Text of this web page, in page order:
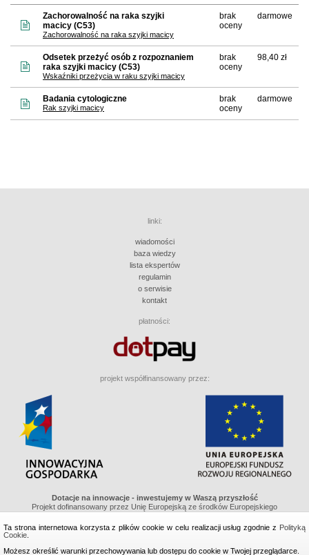
Zachorowalność na raka szyjki
macicy (C53)
Zachorowalność na raka szyjki macicy
brak
oceny
darmowe
Odsetek przeżyć osób z rozpoznaniem
raka szyjki macicy (C53)
Wskaźniki przeżycia w raku szyjki macicy
brak
oceny
98,40 zł
Badania cytologiczne
Rak szyjki macicy
brak
oceny
darmowe
linki:
wiadomości
baza wiedzy
lista ekspertów
regulamin
o serwisie
kontakt
płatności:
projekt współfinansowany przez:
Dotacje na innowacje - inwestujemy w Waszą przyszłość
Projekt dofinansowany przez Unię Europejską ze środków Europejskiego
Gospodarka, Działanie 8.1 "Wspieranie działaności gospodarczej w dziedzinie
gospodarki elektronicznej"
wykonanie i projekt graficzny:
Ta strona internetowa korzysta z plików cookie w celu realizacji usług zgodnie z Polityką
Cookie
Możesz określić warunki przechowywania lub dostępu do cookie w Twojej przeglądarce.